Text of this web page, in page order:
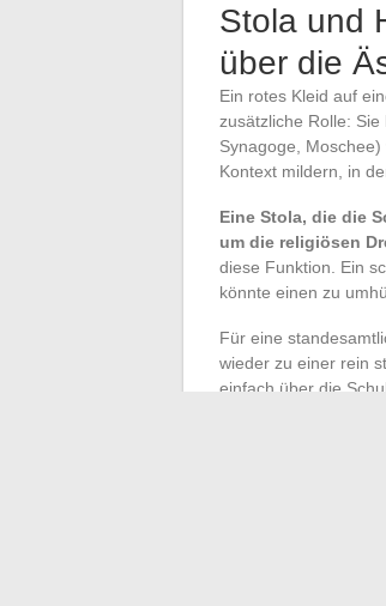
Stola und
über die
Ein rotes Kleid auf
zusätzliche Rolle:
Synagoge,
Kontext mildern, in
Eine Stola, die die
um die religiösen
diese Funktion. Ein
könnte einen zu
Für eine
wieder zu einer rein
einfach über die